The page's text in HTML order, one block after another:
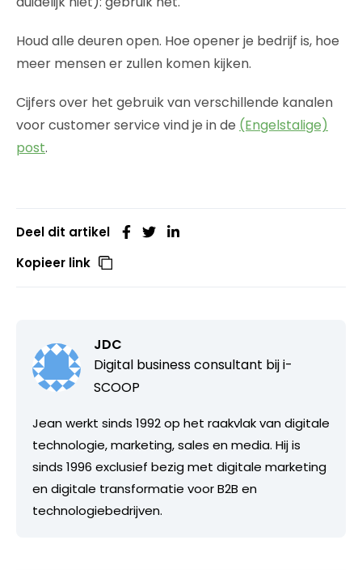
Houd alle deuren open. Hoe opener je bedrijf is, hoe
meer mensen er zullen komen kijken.
Cijfers over het gebruik van verschillende kanalen
voor customer service vind je in de (Engelstalige)
post.
Deel dit artikel
Kopieer link
JDC
Digital business consultant biji-
SCOOP
Jean werkt sinds 1992 op het raakvlak van digitale
technologie, marketing, sales en media. Hij is
sinds 1996 exclusief bezig met digitale marketing
en digitale transformatie voor B2B en
technologiebedrijven.